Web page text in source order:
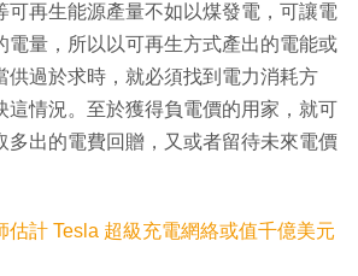
可再生能源產量不如以煤發電，可讓電
電量，所以以可再生方式產出的電能或
供過於求時，就必須找到電力消耗方
這情況。至於獲得負電價的用家，就可
多出的電費回贈，又或者留待未來電價
估計 Tesla 超級充電網絡或值千億美元